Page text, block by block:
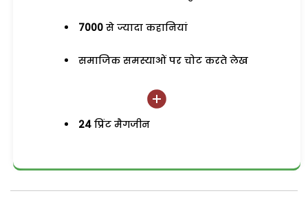
7000 से ज्यादा कहानियां
समाजिक समस्याओं पर चोट करते लेख
24 प्रिंट मैगजीन